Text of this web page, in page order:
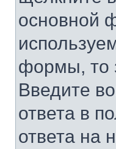
основной
формы, то
Введите
ответа в
ответа на